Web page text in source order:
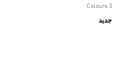
3 Colours
جديد